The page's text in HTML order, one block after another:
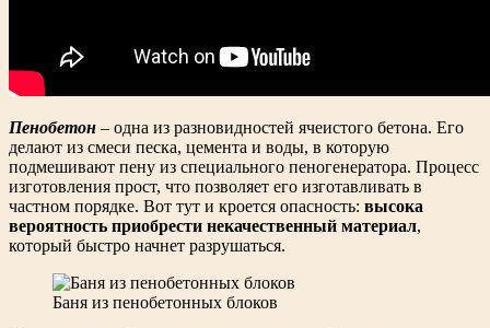
Пенобетон – одна из разновидностей ячеистого бетона. Его
делают из смеси песка, цемента и воды, в которую
подмешивают пену из специального пеногенератора. Процесс
изготовления прост, что позволяет его изготавливать в
частном порядке. Вот тут и кроется опасность: высока
вероятность приобрести некачественный материал,
который быстро начнет разрушаться.
Баня из пенобетонных блоков